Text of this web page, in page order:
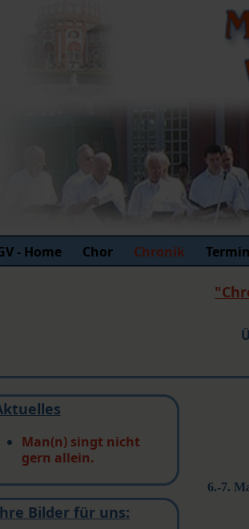
- Home Chor Chronik
Man(n) singt nicht
gern allein.
Bilder für uns:
6.-7.